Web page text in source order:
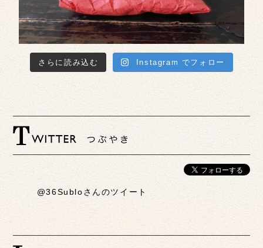
さらに読み込む Instagram でフォロー
@36Subloさんのツイート